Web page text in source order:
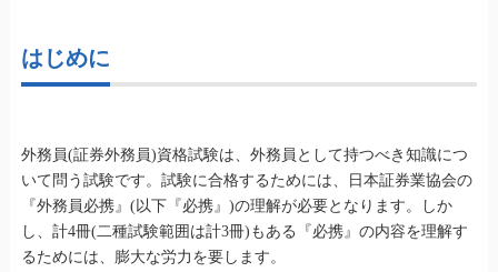
はじめに
外務員(証券外務員)資格試験は、外務員として持つべき知識につ
いて問う試験です。試験に合格するためには、日本証券業協会の
『外務員必携』(以下『必携』)の理解が必要となります。しか
し、計4冊(二種試験範囲は計3冊)もある『必携』の内容を理解す
るためには、膨大な労力を要します。